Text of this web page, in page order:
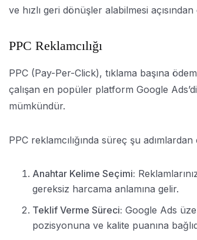
ve hızlı geri dönüşler alabilmesi
PPC Reklamcılığı
PPC (Pay-Per-Click), tıklama başına
çalışan en popüler platform Google
mümkündür.
PPC reklamcılığında süreç şu
Anahtar Kelime Seçimi:
gereksiz harcama anlamına gelir.
Teklif Verme Süreci: Google Ads
pozisyonuna ve kalite puanına